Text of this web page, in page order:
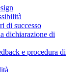
di successo
dichiarazione di
e procedura di